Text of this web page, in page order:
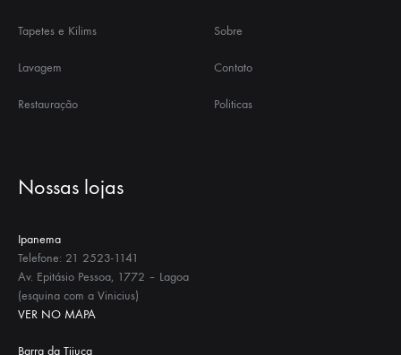
Tapetes e Kilims
Lavagem
Restauração
Sobre
Contato
Politicas
Nossas lojas
Ipanema
Telefone: 21 2523-1141
Av. Epitásio Pessoa, 1772 – Lagoa
(esquina com a Vinicius)
VER NO MAPA
Barra da Tijuca